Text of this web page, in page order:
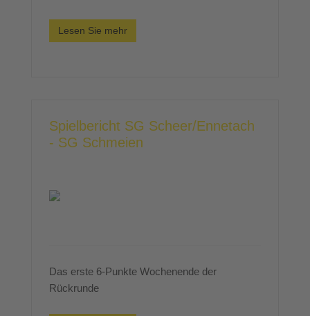
Lesen Sie mehr
Spielbericht SG Scheer/Ennetach
- SG Schmeien
Das erste 6-Punkte Wochenende der
Rückrunde